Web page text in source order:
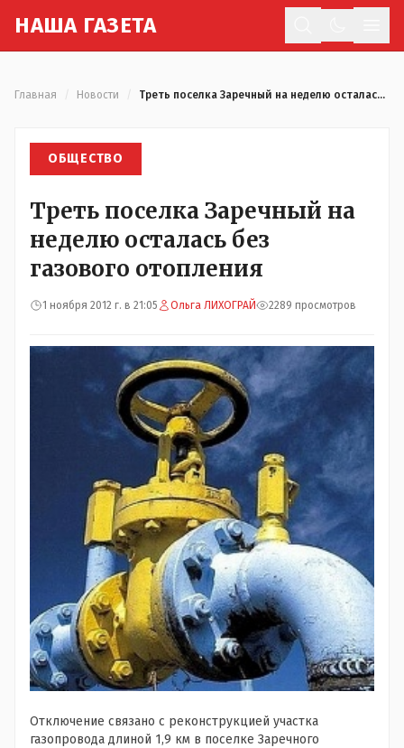
НАША ГАЗЕТА
Главная Новости Треть поселка Заречный на неделю осталась без газового отопления
ОБЩЕСТВО
Треть поселка Заречный на
неделю осталась без
газового отопления
1 ноября 2012 г. в 21:05 Ольга ЛИХОГРАЙ 2289 просмотров
Отключение связано с реконструкцией участка
газопровода длиной 1,9 км в поселке Заречного